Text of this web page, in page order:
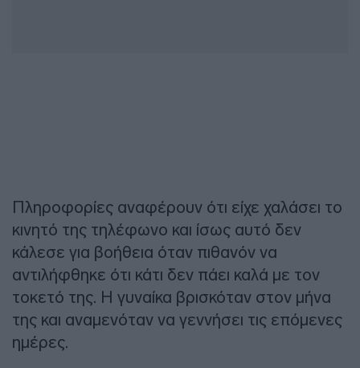
Πληροφορίες αναφέρουν ότι είχε χαλάσει το
κινητό της τηλέφωνο και ίσως αυτό δεν
κάλεσε για βοήθεια όταν πιθανόν να
αντιλήφθηκε ότι κάτι δεν πάει καλά με τον
τοκετό της. Η γυναίκα βρισκόταν στον μήνα
της και αναμενόταν να γεννήσει τις επόμενες
ημέρες.